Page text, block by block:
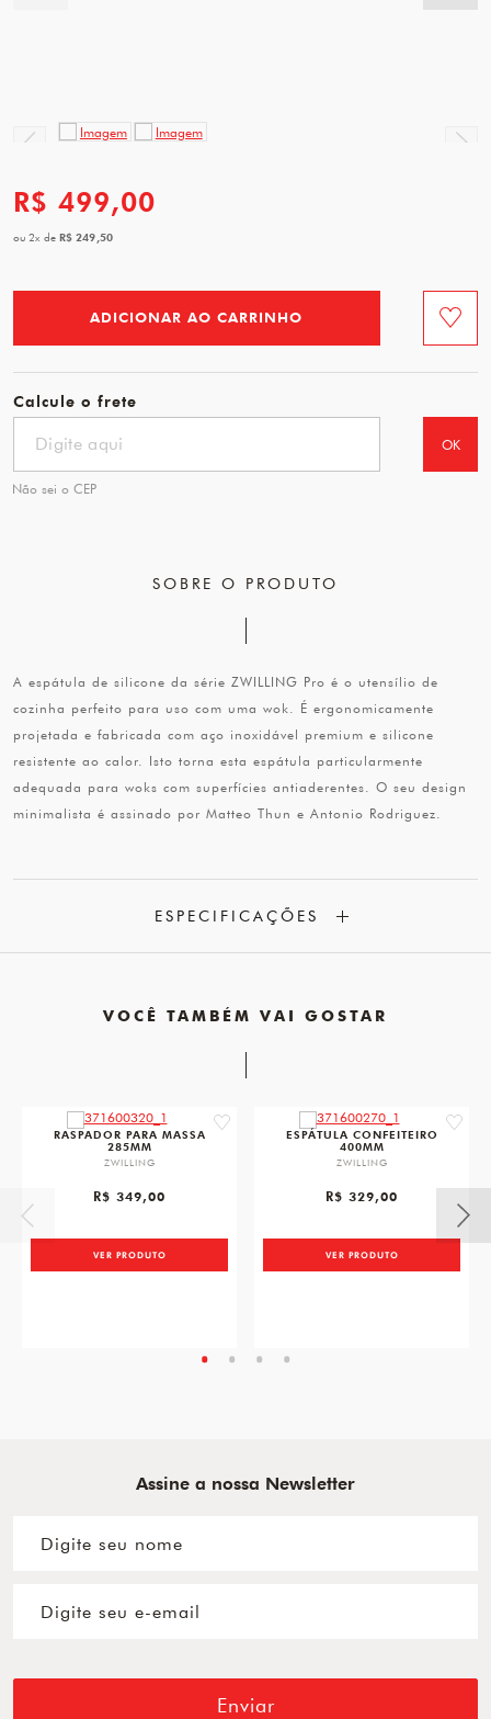
R$ 499,00
ou2x de R$ 249,50
ADICIONAR AO CARRINHO
Calcule o frete
OK
Não sei o CEP
SOBRE O PRODUTO
A espátula de silicone da série ZWILLING Pro é o utensílio de
cozinha perfeito para uso com uma wok. É ergonomicamente
projetada e fabricada com aço inoxidável premium e silicone
resistente ao calor. Isto torna esta espátula particularmente
adequada para woks com superfícies antiaderentes. O seu design
minimalista é assinado por Matteo Thun e Antonio Rodriguez.
ESPECIFICAÇÕES
VOCÊ TAMBÉM VAI GOSTAR
favorite
RASPADOR PARA MASSA
285MM
ZWILLING
R$ 349,00
VER PRODUTO
ESPÁTULA CONFEITEIRO
400MM
ZWILLING
R$ 329,00
VER PRODUTO
Assine a nossa Newsletter
Enviar